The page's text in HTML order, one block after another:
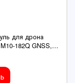
для дрона
182Q GNSS,
8 грамм,